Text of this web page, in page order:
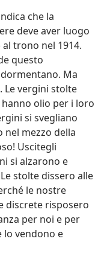
che la
deve aver luogo
trono nel 1914.
questo
Ma
Le vergini stolte
olio per i loro
si svegliano
nel mezzo della
Uscitegli
si alzarono e
stolte dissero alle
le nostre
discrete risposero
per noi e per
lo vendono e